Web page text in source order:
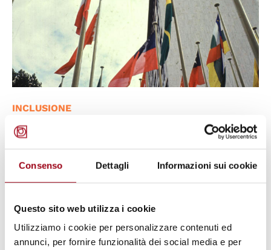
Consenso Dettagli Informazioni sui cookie
Questo sito web utilizza i cookie
Utilizziamo i cookie per personalizzare contenuti ed
annunci, per fornire funzionalità dei social media e per
INCLUSIONE
UNESCO: Conferenza
internazionale sull'inclusione
sociale, la gioventù e l'uguaglianza
di genere
20.09.2013